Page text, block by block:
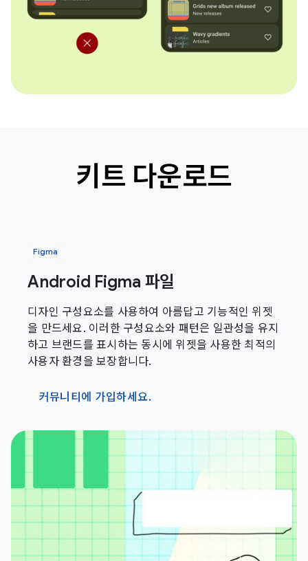
키트 다운로드
Figma
Android Figma 파일
디자인 구성요소를 사용하여 아름답고 기능적인 위젯
을 만드세요. 이러한 구성요소와 패턴은 일관성을 유지
하고 브랜드를 표시하는 동시에 위젯을 사용한 최적의
사용자 환경을 보장합니다.
커뮤니티에 가입하세요.